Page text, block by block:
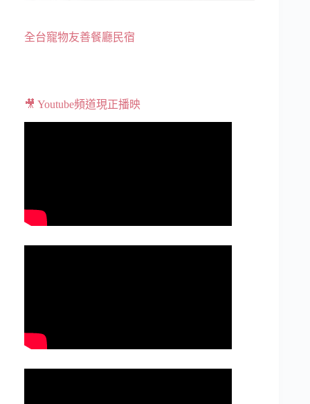
全台寵物友善餐廳民宿
🎥 Youtube頻道現正播映